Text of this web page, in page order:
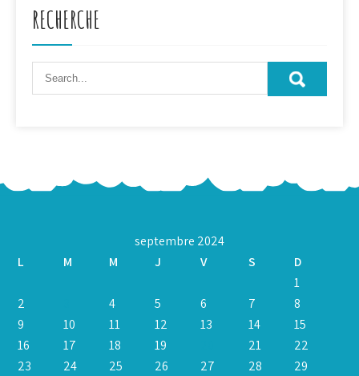
RECHERCHE
septembre 2024
L
M M J V S
D
1
2
4 5 6 7
8
9
10 11 12 13 14
15
16
17 18 19 21
22
23
24 25 26 27 28
29